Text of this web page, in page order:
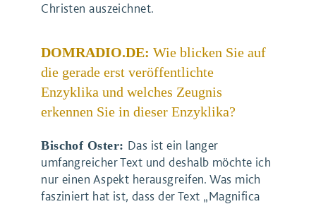
Christen auszeichnet.
DOMRADIO.DE:Wie blicken Sie auf
die gerade erst veröffentlichte
Enzyklika und welches Zeugnis
erkennen Sie in dieser Enzyklika?
Bischof Oster: Das ist ein langer
umfangreicher Text und deshalb möchte ich
nur einen Aspekt herausgreifen. Was mich
fasziniert hat ist, dass der Text „Magnifica